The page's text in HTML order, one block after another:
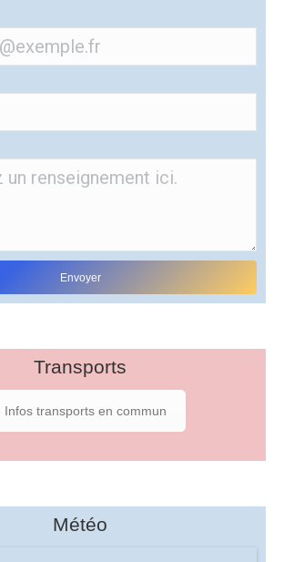
Transports
Infos transports en commun
Météo